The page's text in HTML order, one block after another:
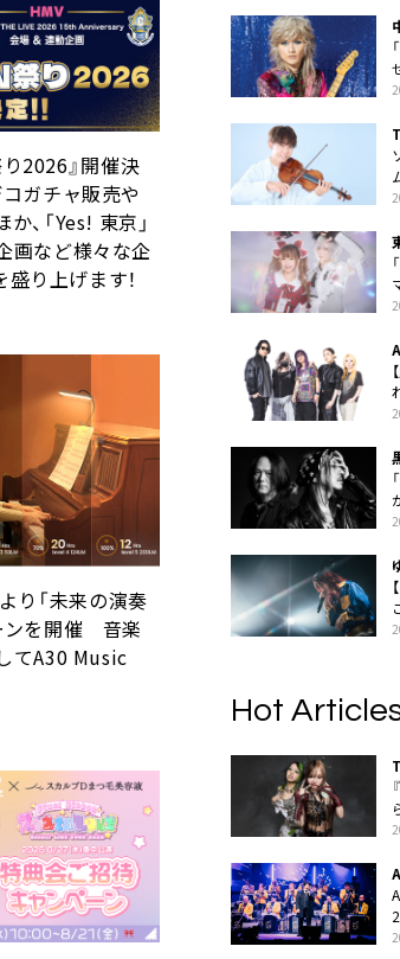
2026』開催決
ガチャ販売や
、「Yes! 東京」
画など様々な企
り上げます！
り「未来の演奏
ンを開催 音楽
てA30 Music
Hot